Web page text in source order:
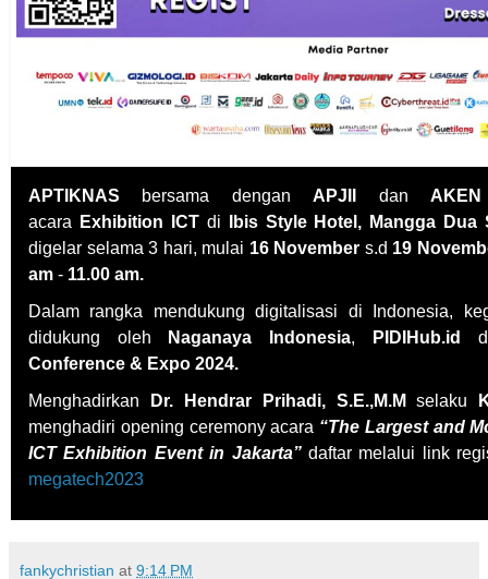
APTIKNAS bersama dengan APJII danAKEN
acara Exhibition ICTdi
Ibis Style Hotel, Mangga Dua
digelar selama 3 hari, mulai 16 November s.d 19
am - 11.00 am.
Dalam rangka mendukung digitalisasi di Indonesia,
didukung oleh
Naganaya Indonesia, PIDIHub.id
Conference & Expo 2024.
Menghadirkan
Dr. Hendrar Prihadi, S.E.,M.M selaku
menghadiri opening ceremony acara “The Largest and
ICT Exhibition Event in Jakarta”daftar melalui link
megatech2023
fankychristian at 9:14 PM